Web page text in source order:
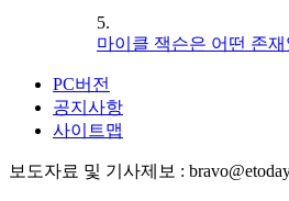
5.
마이클 잭슨은 어떤 존
PC버전
공지사항
사이트맵
보도자료 및 기사제보 :